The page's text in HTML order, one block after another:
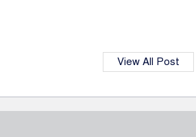
View All Post